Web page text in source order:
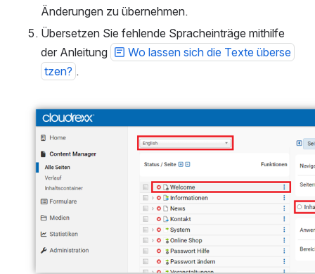
Änderungen zu übernehmen.
Übersetzen Sie fehlende Spracheinträge mithilfe
der Anleitung
Wo lassen sich die Texte überse
tzen? .
öffnen